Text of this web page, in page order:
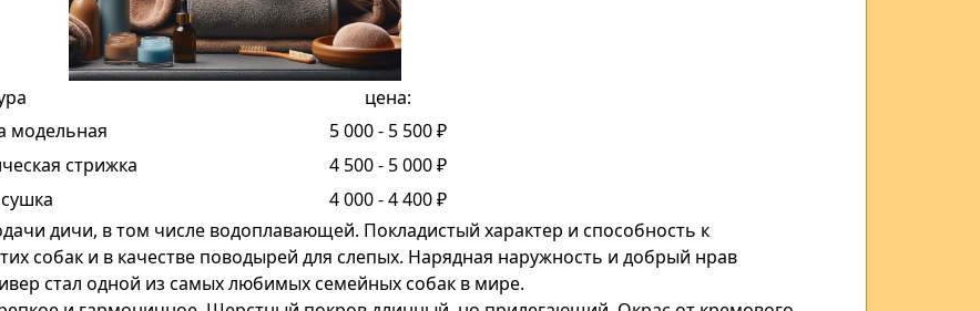
цена:
модельная
5 000 - 5 500 ₽
стрижка
4 500 - 5 000 ₽
4 000 - 4 400 ₽
дичи, втом числе водоплавающей. Покладистый характер и способность к
собак и в качестве поводырей для слепых. Нарядная наружность и добрый нрав
стал одной из самыхлюбимых семейных собак в мире.